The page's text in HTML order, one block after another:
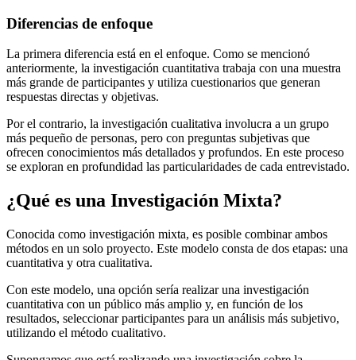
Diferencias de enfoque
La primera diferencia está en el enfoque. Como se mencionó
anteriormente, la investigación cuantitativa trabaja con una muestra
más grande de participantes y utiliza cuestionarios que generan
respuestas directas y objetivas.
Por el contrario, la investigación cualitativa involucra a un grupo
más pequeño de personas, pero con preguntas subjetivas que
ofrecen conocimientos más detallados y profundos. En este proceso
se exploran en profundidad las particularidades de cada entrevistado.
¿Qué es una Investigación Mixta?
Conocida como investigación mixta, es posible combinar ambos
métodos en un solo proyecto. Este modelo consta de dos etapas: una
cuantitativa y otra cualitativa.
Con este modelo, una opción sería realizar una investigación
cuantitativa con un público más amplio y, en función de los
resultados, seleccionar participantes para un análisis más subjetivo,
utilizando el método cualitativo.